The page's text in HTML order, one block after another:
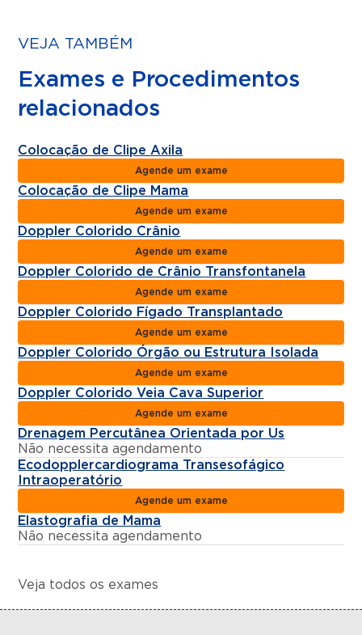
VEJA TAMBÉM
Exames e Procedimentos
relacionados
Colocação de Clipe Axila
Agende um exame
Colocação de Clipe Mama
Agende um exame
Doppler Colorido Crânio
Agende um exame
Doppler Colorido de Crânio Transfontanela
Agende um exame
Doppler Colorido Fígado Transplantado
Agende um exame
Doppler Colorido Órgão ou Estrutura Isolada
Agende um exame
Doppler Colorido Veia Cava Superior
Agende um exame
Drenagem Percutânea Orientada por Us
Não necessita agendamento
Ecodopplercardiograma Transesofágico
Intraoperatório
Agende um exame
Elastografia de Mama
Não necessita agendamento
Veja todos os exames